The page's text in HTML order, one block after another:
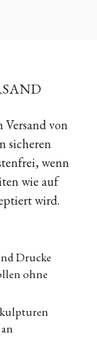
von
sicheren
wenn
wie auf
wird.
Drucke
ohne